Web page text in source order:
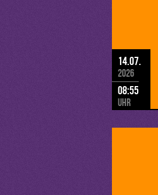
14.07.
2026
08:55
Uhr